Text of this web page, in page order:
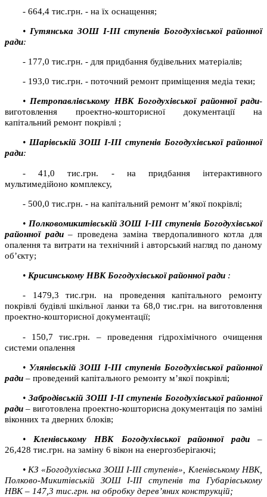
- 664,4 тис.грн. - на їх оснащення;
• Гутянська ЗОШ І-ІІІ ступенів Богодухівської районної
ради:
- 177,0 тис.грн. - для придбання будівельних матеріалів;
- 193,0 тис.грн. - поточний ремонт приміщення медіа теки;
• Петропавлівському НВК Богодухівської районної ради-
виготовлення проектно-кошторисної документації на
капітальний ремонт покрівлі ;
• Шарівській ЗОШ І-ІІІ ступенів Богодухівської районної
ради:
- 41,0 тис.грн. - на придбання інтерактивного
мультимедійоно комплексу,
- 500,0 тис.грн. - на капітальний ремонт м’якої покрівлі;
• Полковомикитівській ЗОШ І-ІІІ ступенів Богодухівської
районної ради –проведена заміна твердопаливного котла для
опалення та витрати на технічний і авторський нагляд по даному
об’єкту;
• Крисинському НВК Богодухівської районної ради :
- 1479,3 тис.грн. на проведення капітального ремонту
покрівлі будівлі шкільної ланки та 68,0 тис.грн. на виготовлення
проектно-кошторисної документації;
- 150,7 тис.грн. – проведення гідрохімічного очищення
системи опалення
• Улянівській ЗОШ І-ІІІ ступенів Богодухівської районної
ради – проведений капітального ремонту м’якої покрівлі;
• Забродівській ЗОШ І-ІІ ступенів Богодухівської районної
ради – виготовлена проектно-кошторисна документація по заміні
віконних та дверних блоків;
•
Кленівському НВК Богодухівської районної ради
–
26,428 тис.грн. на заміну 6 вікон на енергозберігаючі;
• КЗ «Богодухівська ЗОШ І-ІІІ ступенів», Кленівському НВК,
Полково-Микитівській ЗОШ І-ІІІ ступенів та Губарівському
НВК – 147,3 тис.грн. на обробку дерев’яних конструкцій;